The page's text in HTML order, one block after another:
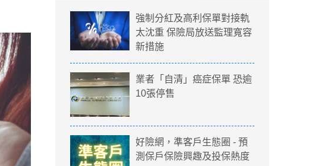
強制分紅及高利保單對接軌
太沈重 保險局放送監理寬容
新措施
業者「自清」癌症保單 恐逾
10張停售
好險網，準客戶生態圈 - 預
測保戶保險興趣及投保熱度